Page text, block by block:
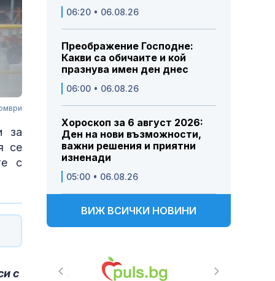
за
се
с
с
06:20 • 06.08.26
Преображение Господне:
Какви са обичаите и кой
празнува имен ден днес
06:00 • 06.08.26
Хороскоп за 6 август 2026:
Ден на нови възможности,
важни решения и приятни
изненади
05:00 • 06.08.26
ВИЖ ВСИЧКИ НОВИНИ